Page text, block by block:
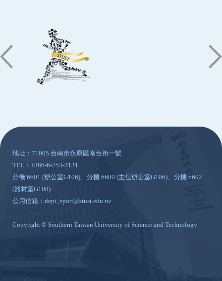
地址：71005 台南市永康區南台街一號
TEL：+886-6-253-3131
分機 6601 (辦公室G106)、分機 6600 (主任辦公室G106)、分機 6602
(器材室G108)
公用信箱：dept_sport@stust.edu.tw
Copyright © Southern Taiwan University of Science and Technology